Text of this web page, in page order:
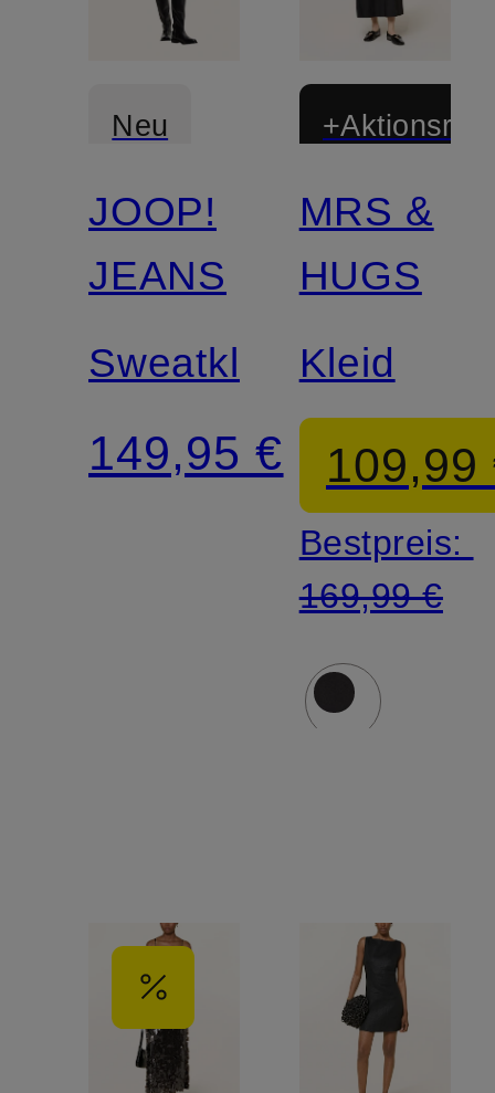
Neu
JOOP!
JEANS
Sweatkleid
149,95 €
Zertifiziert
MRS &
HUGS
Kleid
109,99
Bestpreis:
169,99 €